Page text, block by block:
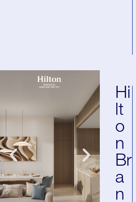
Hi
lt
o
n
Br
a
n